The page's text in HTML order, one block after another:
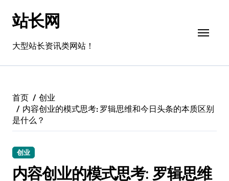
站长网
大型站长资讯类网站！
首页
创业
内容创业的模式思考: 罗辑思维和今日头条的本质区别
是什么？
创业
内容创业的模式思考: 罗辑思维